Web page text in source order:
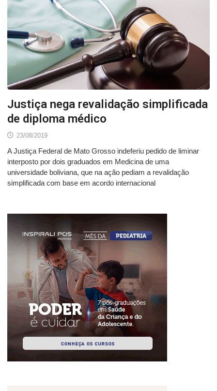
Justiça nega revalidação simplificada
de diploma médico
23/08/2019
A Justiça Federal de Mato Grosso indeferiu pedido de liminar
interposto por dois graduados em Medicina de uma
universidade boliviana, que na ação pediam a revalidação
simplificada com base em acordo internacional